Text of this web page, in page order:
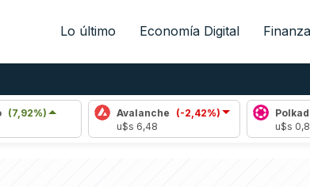
Lo último Economía Digital
Avalanche (-2,42%)
Polkadot
(-